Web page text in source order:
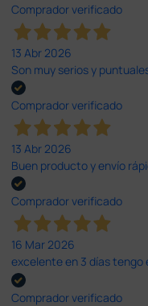
Comprador verificado
13 Abr 2026
Son muy serios y
Comprador verificado
13 Abr 2026
Buen producto y envío
Comprador verificado
16 Mar 2026
excelente en 3 días tengo
Comprador verificado